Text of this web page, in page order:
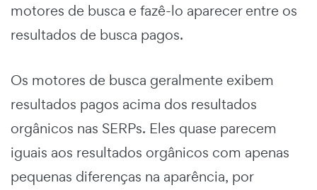
motores de busca e fazê-lo aparecer entre os
resultados de busca pagos.
Os motores de busca geralmente exibem
resultados pagos acima dos resultados
orgânicos nas SERPs. Eles quase parecem
iguais aos resultados orgânicos com apenas
pequenas diferenças na aparência, por